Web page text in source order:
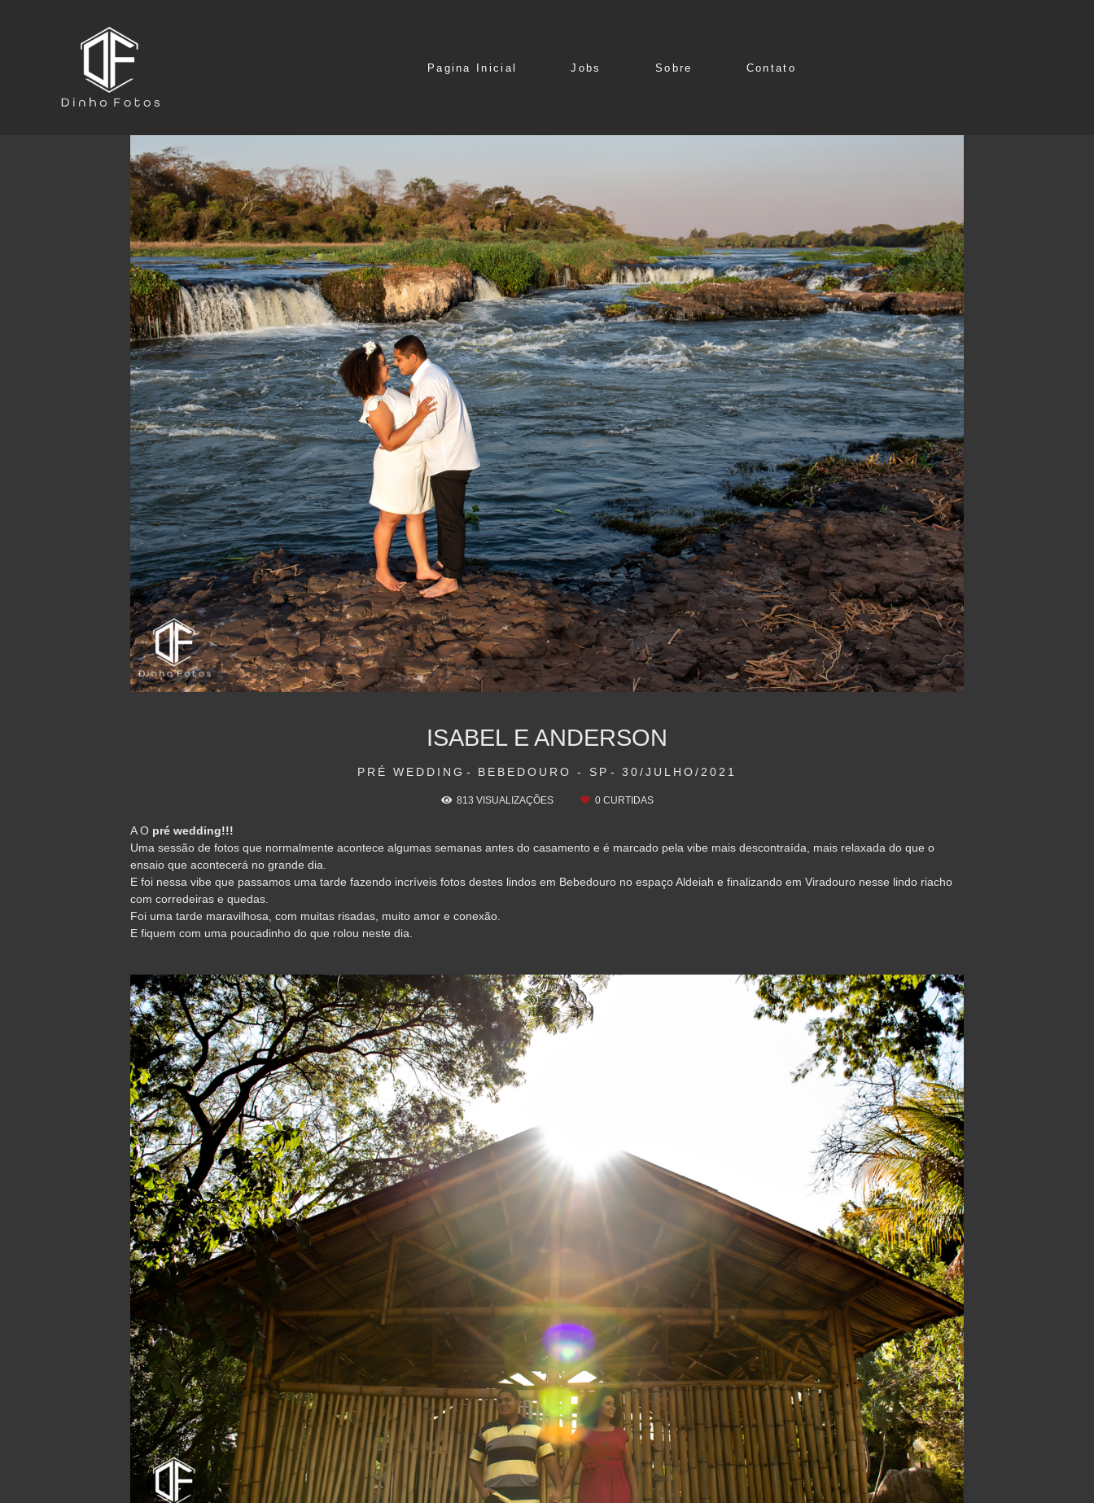
Pagina Inicial Jobs Sobre Contato
PRÉ WEDDING BEBEDOURO - SP 30/JULHO/2021
ISABEL E ANDERSON
813 VISUALIZAÇÕES 0CURTIDAS
A O pré wedding!!!
Uma sessão de fotos que normalmente acontece algumas semanas antes do casamento e é marcado pela vibe mais descontraída, mais relaxada do que o
ensaio que acontecerá no grande dia.
E foi nessa vibe que passamos uma tarde fazendo incríveis fotos destes lindos em Bebedouro no espaço Aldeiah e finalizando em Viradouro nesse lindo riacho
com corredeiras e quedas.
Foi uma tarde maravilhosa, com muitas risadas, muito amor e conexão.
E fiquem com uma poucadinho do que rolou neste dia.